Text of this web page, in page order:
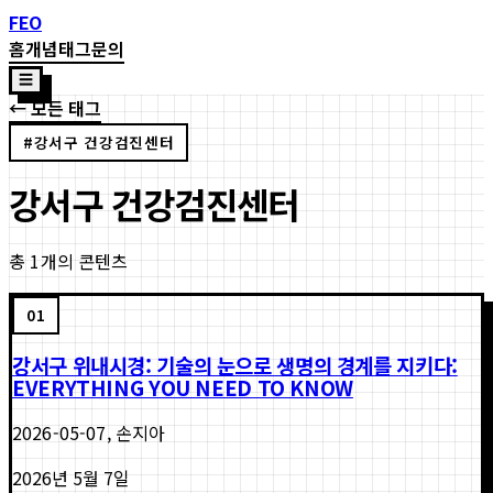
FEO
홈개념태그문의
☰
← 모든 태그
#강서구 건강검진센터
강서구 건강검진센터
총 1개의 콘텐츠
01
강서구 위내시경: 기술의 눈으로 생명의 경계를 지키다:
EVERYTHING YOU NEED TO KNOW
2026-05-07, 손지아
2026년 5월 7일